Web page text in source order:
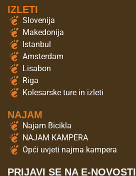
IZLETI
Slovenija
Makedonija
Istanbul
Amsterdam
Lisabon
Riga
Kolesarske ture in izleti
NAJAM
Najam Bicikla
NAJAM KAMPERA
Opći uvjeti najma kampera
PRIJAVI SE NA E-NOVOSTI